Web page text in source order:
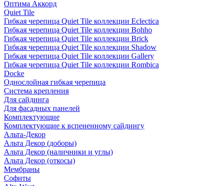
Оптима Аккорд
Quiet Tile
Гибкая черепица Quiet Tile коллекции Eclectica
Гибкая черепица Quiet Tile коллекции Bohho
Гибкая черепица Quiet Tile коллекции Brick
Гибкая черепица Quiet Tile коллекции Shadow
Гибкая черепица Quiet Tile коллекции Gallery
Гибкая черепица Quiet Tile коллекции Rombica
Docke
Однослойная гибкая черепица
Система крепления
Для сайдинга
Для фасадных панелей
Комплектующие
Комплектующие к вспененному сайдингу
Альта-Декор
Альта Декор (доборы)
Альта Декор (наличники и углы)
Альта Декор (откосы)
Мембраны
Софиты